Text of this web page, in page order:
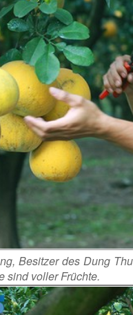
Besitzer des Dung
sind voller Früchte.